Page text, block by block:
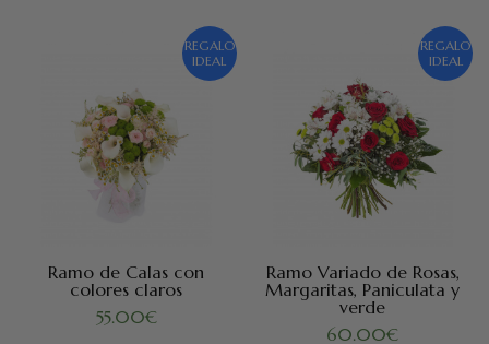
REGALO
IDEAL
Ramo de Calas con
colores claros
55.00€
REGALO
IDEAL
Ramo Variado de Rosas,
Margaritas, Paniculata y
verde
60.00€